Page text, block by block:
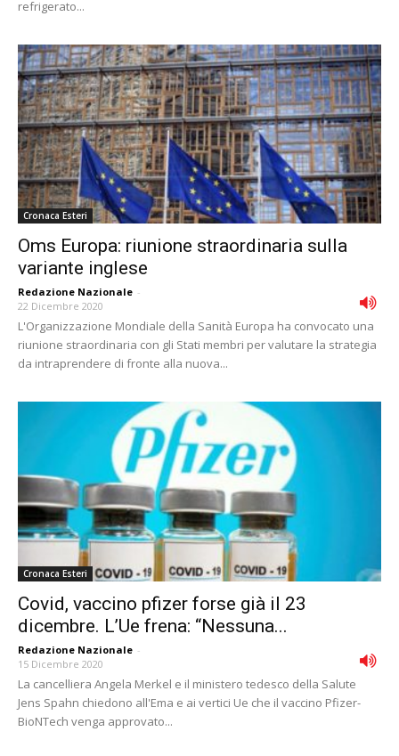
refrigerato...
Cronaca Esteri
Oms Europa: riunione straordinaria sulla
variante inglese
Redazione Nazionale -
22 Dicembre 2020
L'Organizzazione Mondiale della Sanità Europa ha convocato una
riunione straordinaria con gli Stati membri per valutare la strategia
da intraprendere di fronte alla nuova...
Cronaca Esteri
Covid, vaccino pfizer forse già il 23
dicembre. L’Ue frena: “Nessuna...
Redazione Nazionale -
15 Dicembre 2020
La cancelliera Angela Merkel e il ministero tedesco della Salute
Jens Spahn chiedono all'Ema e ai vertici Ue che il vaccino Pfizer-
BioNTech venga approvato...